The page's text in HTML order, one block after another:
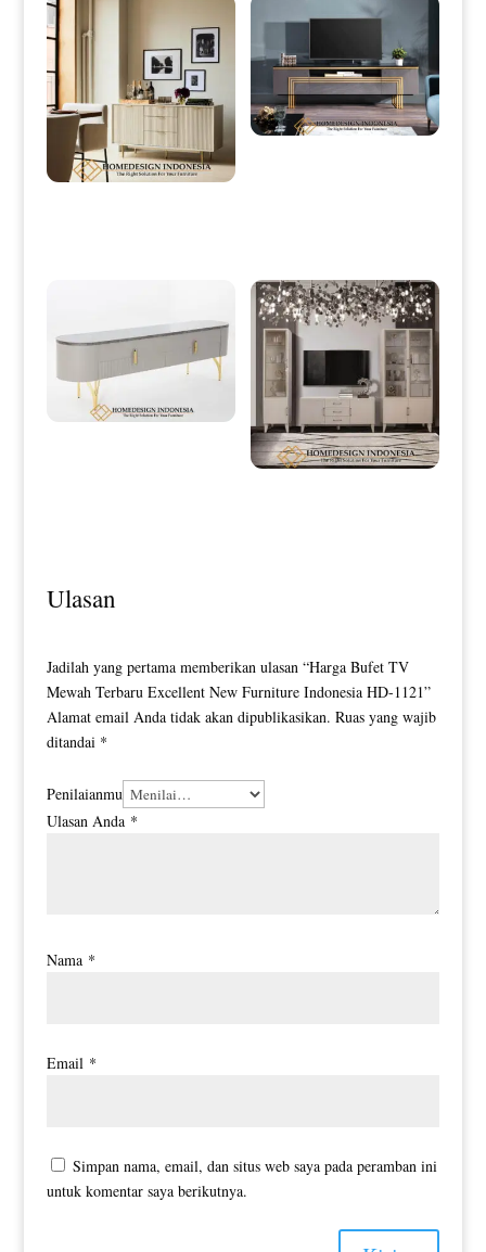
Ulasan
Jadilah yang pertama memberikan ulasan “Harga Bufet TV
Mewah Terbaru Excellent New Furniture Indonesia HD-1121”
Alamat email Anda tidak akan dipublikasikan. Ruas yang wajib
ditandai *
Penilaianmu
Ulasan Anda *
Nama *
Email *
Simpan nama, email, dan situs web saya pada peramban ini
untuk komentar saya berikutnya.